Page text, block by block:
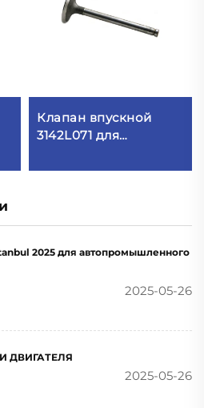
Клапан впускной
3142L071 для
Perkins 1006.6T
2025 для автопромышленного
2025-05-26
ДВИГАТЕЛЯ
2025-05-26